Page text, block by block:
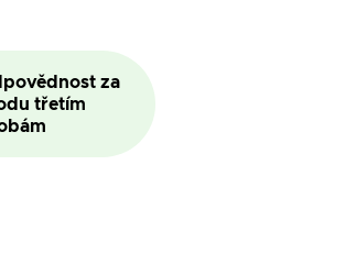
za
třetím